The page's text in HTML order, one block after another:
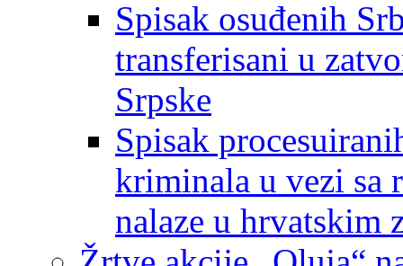
Spisak osuđenih
transferisani u
Srpske
Spisak
kriminala u vezi sa
nalaze u hrvatskim